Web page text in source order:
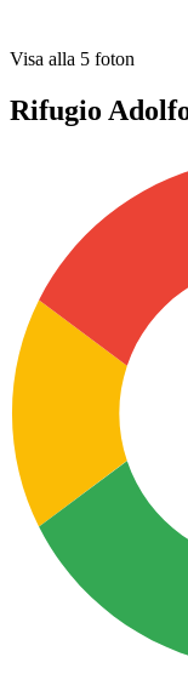
Visa alla 5 foton
Rifugio